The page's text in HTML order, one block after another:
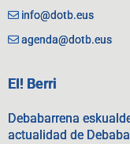
info@dotb.eus
agenda@dotb.eus
EI! Berri
Debabarrena
actualidad de